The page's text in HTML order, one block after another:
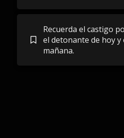
Recuerda el castigo
el detonante de hoy y
mañana.